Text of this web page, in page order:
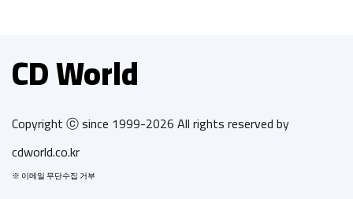
CD World
Copyright ⓒ since 1999-2026 All rights reserved by
cdworld.co.kr
※ 이메일 무단수집 거부